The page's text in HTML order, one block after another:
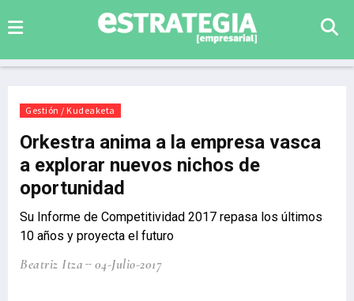
Gestión / Kudeaketa
Orkestra anima a la empresa vasca
a explorar nuevos nichos de
oportunidad
Su Informe de Competitividad 2017 repasa los últimos
10 años y proyecta el futuro
Beatriz Itza 04-Julio-2017